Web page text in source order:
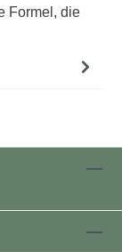
Formel, die